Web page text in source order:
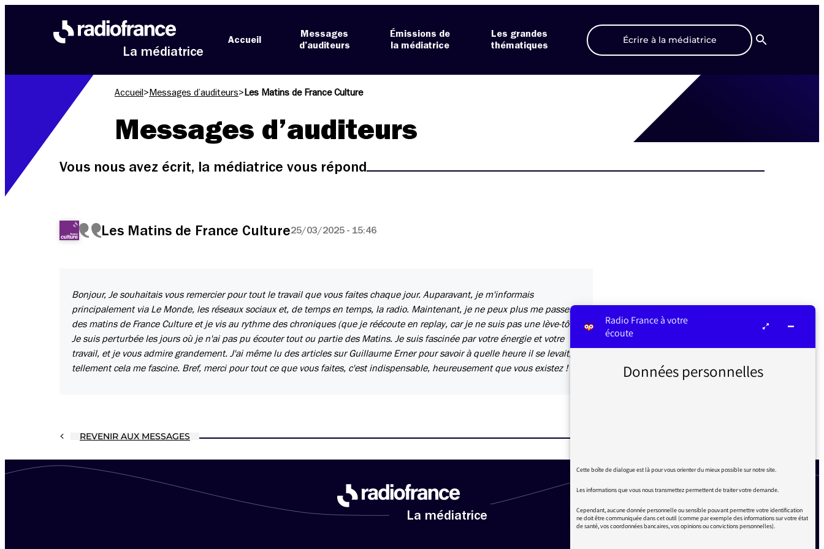
La médiatrice
Accueil
Messages
d’auditeurs
Émissions de
la médiatrice
Les grandes
thématiques
Écrire à la médiatrice
Recherche
Accueil > Messages d’auditeurs> Les Matins de France Culture
Messages d’auditeurs
Vous nous avez écrit, la médiatrice vous répond
Les Matins de France Culture25/03/2025 - 15:46
Bonjour, Je souhaitais vous remercier pour tout le travail que vous faites chaque jour. Auparavant, je m'informais
principalement via Le Monde, les réseaux sociaux et, de temps en temps, la radio. Maintenant, je ne peux plus me passer
des matins de France Culture et je vis au rythme des chroniques (que je réécoute en replay, car je ne suis pas une lève-tôt).
Je suis perturbée les jours où je n'ai pas pu écouter tout ou partie des Matins. Je suis fascinée par votre énergie et votre
travail, et je vous admire grandement. J'ai même lu des articles sur Guillaume Erner pour savoir à quelle heure il se levait,
tellement cela me fascine. Bref, merci pour tout ce que vous faites, c'est indispensable, heureusement que vous existez !
REVENIR AUX MESSAGES
La médiatrice
Radio France à votre
écoute
Données personnelles
Cette boîte de dialogue est là pour vous orienter du mieux possible sur notre site.
Les informations que vous nous transmettez permettent de traiter votre demande.
Cependant, aucune donnée personnelle ou sensible pouvant permettre votre identification
ne doit être communiquée dans cet outil (comme par exemple des informations sur votre état
de santé, vos coordonnées bancaires, vos opinions ou convictions personnelles).